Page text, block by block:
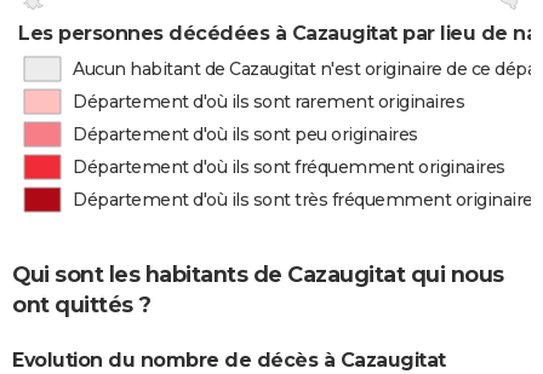
Les personnes décédées à Cazaugitat par lieu de
Aucun habitant de Cazaugitat n'est originaire de ce
Département d'où ils sont rarement originaires
Département d'où ils sont peu originaires
Département d'où ils sont fréquemment originaires
Département d'où ils sont très fréquemment originaires
Qui sont les habitants de Cazaugitat qui nous
ont quittés ?
Evolution du nombre de décès à Cazaugitat